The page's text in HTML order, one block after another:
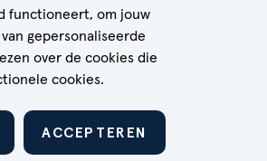
functioneert, om jouw
gepersonaliseerde
over de cookies die
cookies.
ACCEPTEREN
& ANTWOORDEN